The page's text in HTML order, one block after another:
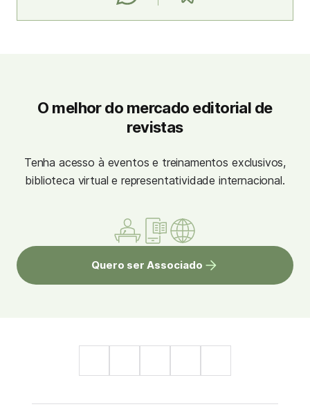
O melhor do mercado editorial de
revistas
Tenha acesso à eventos e treinamentos exclusivos,
biblioteca virtual e representatividade internacional.
Quero ser Associado